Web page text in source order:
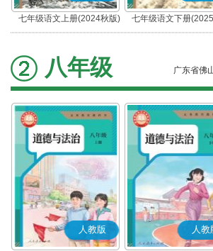
七年级语文上册(2024秋版)
(部编版)
七年级语文下册
(部编版)
八年级 广东省佛
人教版 人教